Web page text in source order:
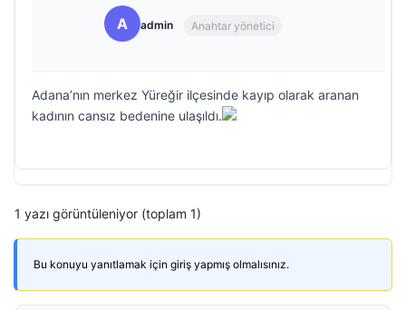
A admin Anahtar yönetici
Adana’nın merkez Yüreğir ilçesinde kayıp olarak aranan
kadının cansız bedenine ulaşıldı.
1 yazı görüntüleniyor (toplam 1)
Bu konuyu yanıtlamak için giriş yapmış olmalısınız.